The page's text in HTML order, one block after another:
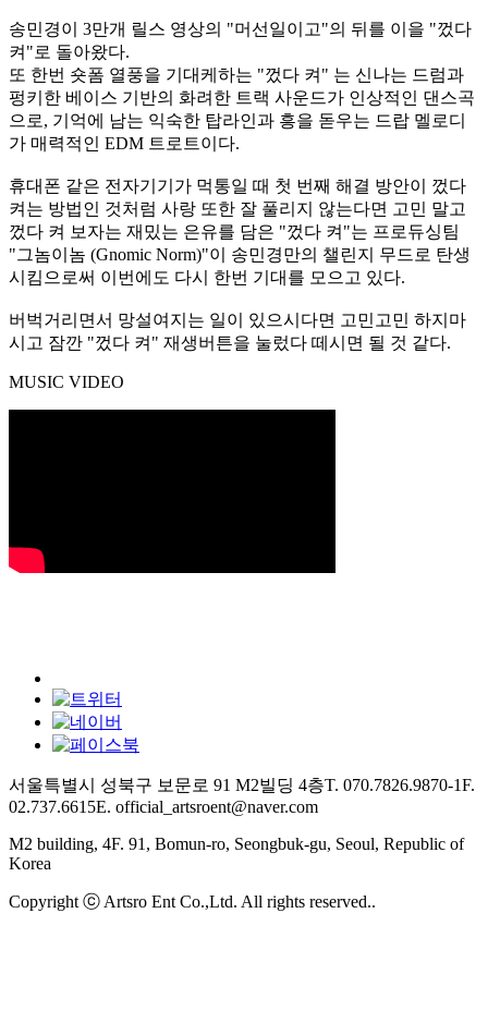
송민경이 3만개 릴스 영상의 "머선일이고"의 뒤를 이을 "껐다
켜"로 돌아왔다.
또 한번 숏폼 열풍을 기대케하는 "껐다 켜" 는 신나는 드럼과
펑키한 베이스 기반의 화려한 트랙 사운드가 인상적인 댄스곡
으로, 기억에 남는 익숙한 탑라인과 흥을 돋우는 드랍 멜로디
가 매력적인 EDM 트로트이다.
휴대폰 같은 전자기기가 먹통일 때 첫 번째 해결 방안이 껐다
켜는 방법인 것처럼 사랑 또한 잘 풀리지 않는다면 고민 말고
껐다 켜 보자는 재밌는 은유를 담은 "껐다 켜"는 프로듀싱팀
"그놈이놈 (Gnomic Norm)"이 송민경만의 챌린지 무드로 탄생
시킴으로써 이번에도 다시 한번 기대를 모으고 있다.
버벅거리면서 망설여지는 일이 있으시다면 고민고민 하지마
시고 잠깐 "껐다 켜" 재생버튼을 눌렀다 떼시면 될 것 같다.
MUSIC VIDEO
서울특별시 성북구 보문로 91 M2빌딩 4층T. 070.7826.9870-1F.
02.737.6615E. official_artsroent@naver.com
M2 building, 4F. 91, Bomun-ro, Seongbuk-gu, Seoul, Republic of
Korea
Copyright ⓒ Artsro Ent Co.,Ltd. All rights reserved..